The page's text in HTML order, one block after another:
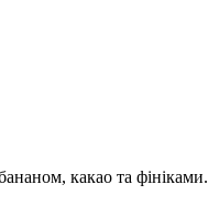
какао та фініками.